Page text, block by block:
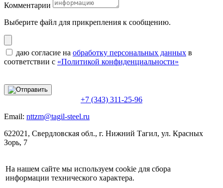
Комментарии
Выберите файл для прикрепления к сообщению.
даю согласие на обработку персональных данных в
соответствии с «Политикой конфиденциальности»
+7 (343) 311-25-96
Email: nttzm@tagil-steel.ru
622021, Свердловская обл., г. Нижний Тагил, ул. Красных
Зорь, 7
На нашем сайте мы используем cookie для сбора
информации технического характера.